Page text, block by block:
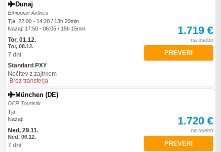
Dunaj
Ethiopian Airlines
Tja: 22:00 - 14:20 / 13h 20min
Nazaj: 17:50 - 06:05 / 15h 15min
Tor, 01.12.
Tor, 08.12.
7 dni
Standard PXY
Nočitev z zajtrkom
Brez transferja
1.719 €
na osebo
PREVERI
München (DE)
DER Touristik
Tja:
Nazaj:
Ned, 29.11.
Ned, 06.12.
7 dni
1.720 €
na osebo
PREVERI